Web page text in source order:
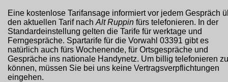
Eine kostenlose Tarifansage informiert vor jedem Gespräch
den aktuellen Tarif nach Alt Ruppin fürs telefonieren. In der
Standardeinstellung gelten die Tarife für werktage und
Ferngespräche. Spartarife für die Vorwahl 03391 gibt es
natürlich auch fürs Wochenende, für Ortsgespräche und
Gespräche ins nationale Handynetz. Um billig telefonieren zu
können, müssen Sie bei uns keine Vertragsverpflichtungen
eingehen.